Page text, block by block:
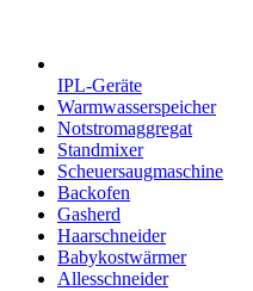
IPL-Geräte
Warmwasserspeicher
Notstromaggregat
Standmixer
Scheuersaugmaschine
Backofen
Gasherd
Haarschneider
Babykostwärmer
Allesschneider